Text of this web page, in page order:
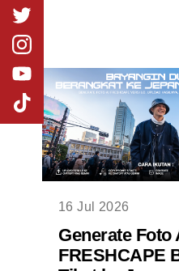
16 Jul 2026
Generate Foto
FRESHCAPE